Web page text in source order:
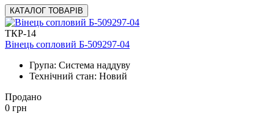
КАТАЛОГ ТОВАРІВ
ТКР-14
Вінець сопловий Б-509297-04
Група: Система наддуву
Технічний стан: Новий
Продано
0 грн